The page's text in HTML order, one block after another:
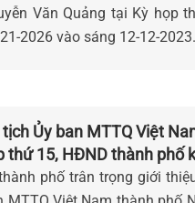
Văn Quảng tại Kỳ họp
2026 vào sáng 12-12-2023.
Ủy ban MTTQ Việt
thứ 15, HĐND thành phố
phố trân trọng giới